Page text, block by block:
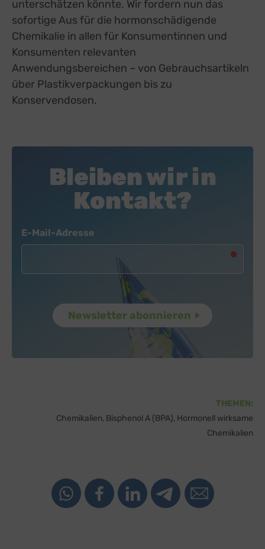
unterschätzen könnte. Wir fordern nun das
sofortige Aus für die hormonschädigende
Chemikalie in allen für Konsumentinnen und
Konsumenten relevanten
Anwendungsbereichen – von Gebrauchsartikeln
über Plastikverpackungen bis zu
Konservendosen.
Bleiben wir in
Kontakt?
E-Mail-Adresse
THEMEN:
Chemikalien Bisphenol A (BPA) Hormonell wirksame
Chemikalien